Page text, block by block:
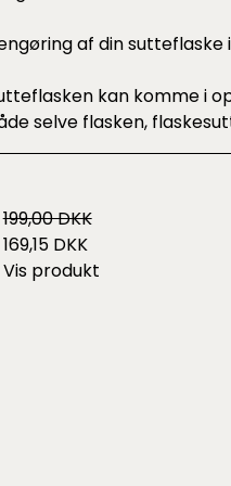
af din
kan komme i
selve flasken,
199,00 DKK
169,15 DKK
Vis produkt